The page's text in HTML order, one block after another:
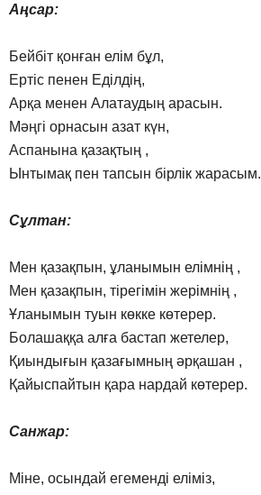
Аңсар:
Бейбіт қонған елім бұл,
Ертіс пенен Еділдің,
Арқа менен Алатаудың арасын.
Мәңгі орнасын азат күн,
Аспанына қазақтың ,
Ынтымақ пен тапсын бірлік жарасым.
Сұлтан:
Мен қазақпын, ұланымын елімнің ,
Мен қазақпын, тірегімін жерімнің ,
Ұланымын туын көкке көтерер.
Болашаққа алға бастап жетелер,
Қиындығын қазағымның әрқашан ,
Қайыспайтын қара нардай көтерер.
Санжар:
Міне, осындай егеменді еліміз,